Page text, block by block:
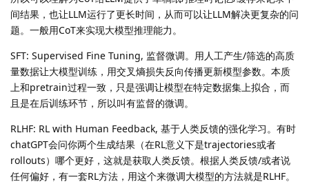
间结果，也让LLM运行了更长时间，从而可以让LLM解决更复杂的问
题。一般用CoT来实现大模型推理能力。
SFT: Supervised Fine Tuning, 监督微调。用人工产生/筛选的高质
量数据让大模型训练，用交叉熵损失反向传播更新模型参数。本质
上和pretrain过程一致，只是强调让模型在特定数据集上拟合，而
且是在后训练环节，所以叫有监督的微调。
RLHF: RL with Human Feedback, 基于人类反馈的强化学习。有时
chatGPT会问你两个生成结果（在RL意义下是trajectories或者
rollouts）哪个更好，这就是获取人类反馈。根据人类反馈/或者说
任何偏好，有一套RL方法，用这个来微调大模型的方法就是RLHF。